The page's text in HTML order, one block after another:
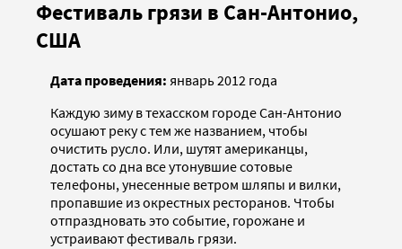
Фестиваль грязи в Сан-Антонио,
США
Дата проведения: январь 2012 года
Каждую зиму в техасском городе Сан-Антонио
осушают реку с тем же названием, чтобы
очистить русло. Или, шутят американцы,
достать со дна все утонувшие сотовые
телефоны, унесенные ветром шляпы и вилки,
пропавшие из окрестных ресторанов. Чтобы
отпраздновать это событие, горожане и
устраивают фестиваль грязи.